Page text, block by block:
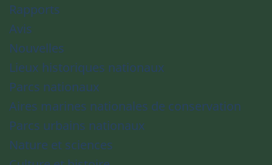
Rapports
Avis
Nouvelles
Lieux historiques nationaux
Parcs nationaux
Aires marines nationales de conservation
Parcs urbains nationaux
Nature et sciences